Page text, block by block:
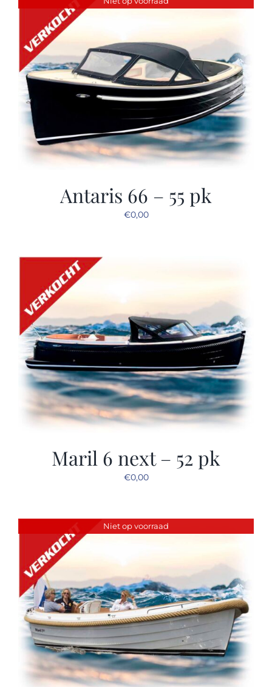
Sloep huren
Afspraak maken
Antaris 66 – 55 pk
€0,00
Maril 6 next – 52 pk
€0,00
Niet op voorraad